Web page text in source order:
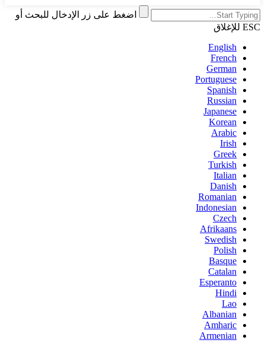
اضغط على زر الإدخال للبحث أو
ESC للإغلاق
English
French
German
Portuguese
Spanish
Russian
Japanese
Korean
Arabic
Irish
Greek
Turkish
Italian
Danish
Romanian
Indonesian
Czech
Afrikaans
Swedish
Polish
Basque
Catalan
Esperanto
Hindi
Lao
Albanian
Amharic
Armenian